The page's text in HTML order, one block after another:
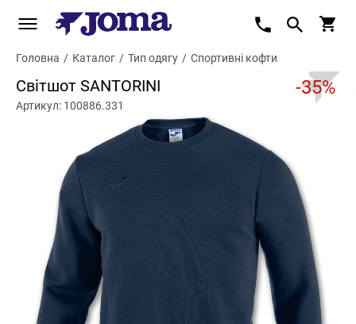
Головна / Каталог / Тип одягу / Спортивні кофти
Світшот SANTORINI -35%
Артикул: 100886.331